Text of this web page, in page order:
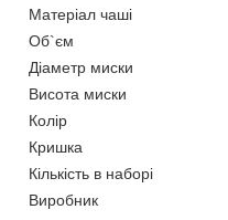
Матеріал чаші
Об`єм
Діаметр миски
Висота миски
Колір
Кришка
Кількість в наборі
Виробник